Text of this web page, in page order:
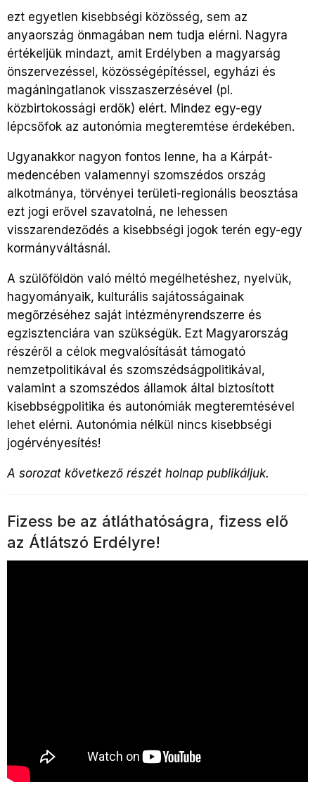
ezt egyetlen kisebbségi közösség, sem az
anyaország önmagában nem tudja elérni. Nagyra
értékeljük mindazt, amit Erdélyben a magyarság
önszervezéssel, közösségépítéssel, egyházi és
magáningatlanok visszaszerzésével (pl.
közbirtokossági erdők) elért. Mindez egy-egy
lépcsőfok az autonómia megteremtése érdekében.
Ugyanakkor nagyon fontos lenne, ha a Kárpát-
medencében valamennyi szomszédos ország
alkotmánya, törvényei területi-regionális beosztása
ezt jogi erővel szavatolná, ne lehessen
visszarendeződés a kisebbségi jogok terén egy-egy
kormányváltásnál.
A szülőföldön való méltó megélhetéshez, nyelvük,
hagyományaik, kulturális sajátosságainak
megőrzéséhez saját intézményrendszerre és
egzisztenciára van szükségük. Ezt Magyarország
részéről a célok megvalósítását támogató
nemzetpolitikával és szomszédságpolitikával,
valamint a szomszédos államok által biztosított
kisebbségpolitika és autonómiák megteremtésével
lehet elérni. Autonómia nélkül nincs kisebbségi
jogérvényesítés!
A sorozat következő részét holnap publikáljuk.
Fizess be az átláthatóságra, fizess elő
az Átlátszó Erdélyre!